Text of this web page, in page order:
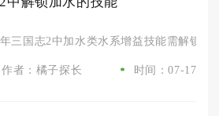
三国志2中加水类水系增益技能需解锁水
作者：橘子探长 时间：07-17